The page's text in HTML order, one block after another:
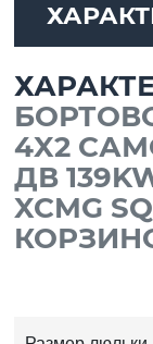
4X2
ДВ
XCMG